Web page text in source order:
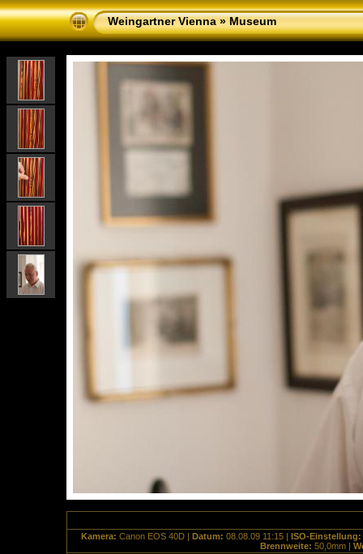
Weingartner Vienna»Museum
Kamera: Canon EOS 40D | Datum: 08.08.09 11:15 | ISO-Einstellung:
Brennweite: 50,0mm |